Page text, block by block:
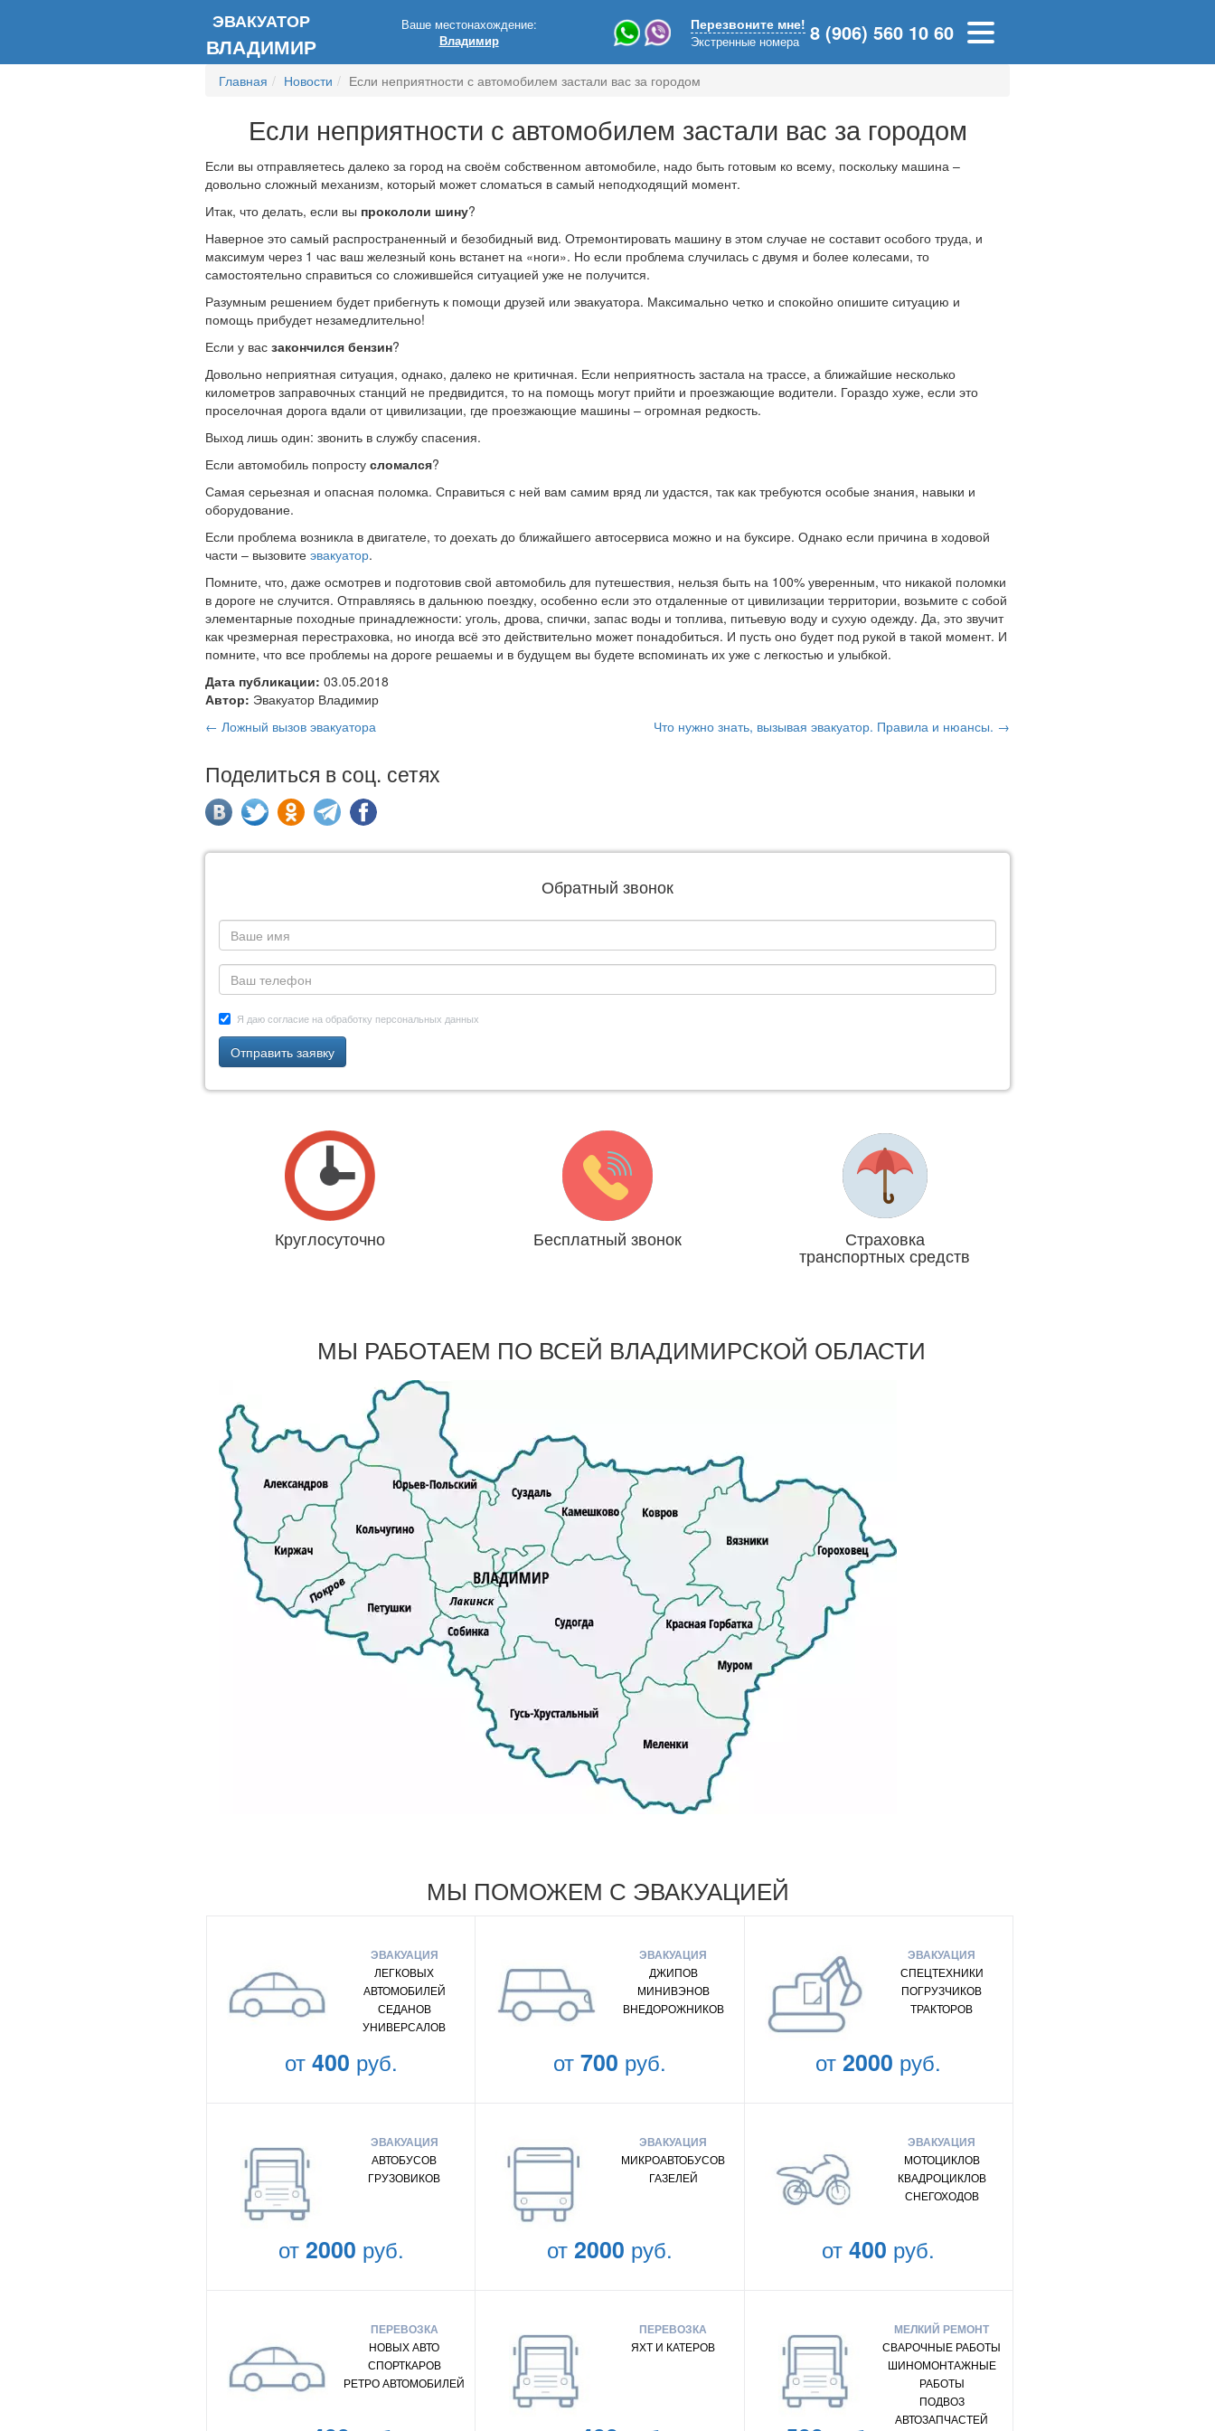
ЭВАКУАТОР
ВЛАДИМИР
Ваше местонахождение:
Владимир
Перезвоните мне!
Экстренные номера
8 (906) 560 10 60
Главная Новости Если неприятности с автомобилем застали вас за городом
Если неприятности с автомобилем застали вас за городом
Если вы отправляетесь далеко за город на своём собственном автомобиле, надо быть готовым ко всему, поскольку машина –
довольно сложный механизм, который может сломаться в самый неподходящий момент.
Итак, что делать, если вы прокололи шину?
Наверное это самый распространенный и безобидный вид. Отремонтировать машину в этом случае не составит особого труда, и
максимум через 1 час ваш железный конь встанет на «ноги». Но если проблема случилась с двумя и более колесами, то
самостоятельно справиться со сложившейся ситуацией уже не получится.
Разумным решением будет прибегнуть к помощи друзей или эвакуатора. Максимально четко и спокойно опишите ситуацию и
помощь прибудет незамедлительно!
Если у вас закончился бензин?
Довольно неприятная ситуация, однако, далеко не критичная. Если неприятность застала на трассе, а ближайшие несколько
километров заправочных станций не предвидится, то на помощь могут прийти и проезжающие водители. Гораздо хуже, если это
проселочная дорога вдали от цивилизации, где проезжающие машины – огромная редкость.
Выход лишь один: звонить в службу спасения.
Если автомобиль попросту сломался?
Самая серьезная и опасная поломка. Справиться с ней вам самим вряд ли удастся, так как требуются особые знания, навыки и
оборудование.
Если проблема возникла в двигателе, то доехать до ближайшего автосервиса можно и на буксире. Однако если причина в ходовой
части – вызовите эвакуатор.
Помните, что, даже осмотрев и подготовив свой автомобиль для путешествия, нельзя быть на 100% уверенным, что никакой поломки
в дороге не случится. Отправляясь в дальнюю поездку, особенно если это отдаленные от цивилизации территории, возьмите с собой
элементарные походные принадлежности: уголь, дрова, спички, запас воды и топлива, питьевую воду и сухую одежду. Да, это звучит
как чрезмерная перестраховка, но иногда всё это действительно может понадобиться. И пусть оно будет под рукой в такой момент. И
помните, что все проблемы на дороге решаемы и в будущем вы будете вспоминать их уже с легкостью и улыбкой.
Дата публикации: 03.05.2018
Автор: Эвакуатор Владимир
← Ложный вызов эвакуатора
Что нужно знать, вызывая эвакуатор. Правила и нюансы. →
Поделиться в соц. сетях
Обратный звонок
Я даю согласие на обработку персональных данных
Отправить заявку
Круглосуточно Бесплатный звонок Страховка
транспортных средств
МЫ РАБОТАЕМ ПО ВСЕЙ ВЛАДИМИРСКОЙ ОБЛАСТИ
МЫ ПОМОЖЕМ С ЭВАКУАЦИЕЙ
ЭВАКУАЦИЯ
ЛЕГКОВЫХ
АВТОМОБИЛЕЙ
СЕДАНОВ
УНИВЕРСАЛОВ
от400 руб.
ЭВАКУАЦИЯ
ДЖИПОВ
МИНИВЭНОВ
ВНЕДОРОЖНИКОВ
от700 руб.
ЭВАКУАЦИЯ
СПЕЦТЕХНИКИ
ПОГРУЗЧИКОВ
ТРАКТОРОВ
от 2000 руб.
ЭВАКУАЦИЯ
АВТОБУСОВ
ГРУЗОВИКОВ
от2000 руб.
ЭВАКУАЦИЯ
МИКРОАВТОБУСОВ
ГАЗЕЛЕЙ
от2000 руб.
ЭВАКУАЦИЯ
МОТОЦИКЛОВ
КВАДРОЦИКЛОВ
СНЕГОХОДОВ
от 400 руб.
ПЕРЕВОЗКА
НОВЫХ АВТО
СПОРТКАРОВ
РЕТРО АВТОМОБИЛЕЙ
ПЕРЕВОЗКА
ЯХТ И КАТЕРОВ
МЕЛКИЙ РЕМОНТ
СВАРОЧНЫЕ РАБОТЫ
ШИНОМОНТАЖНЫЕ
РАБОТЫ
ПОДВОЗ
АВТОЗАПЧАСТЕЙ